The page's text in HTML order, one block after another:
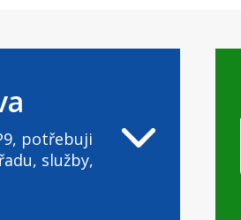
potřebuji
služby,